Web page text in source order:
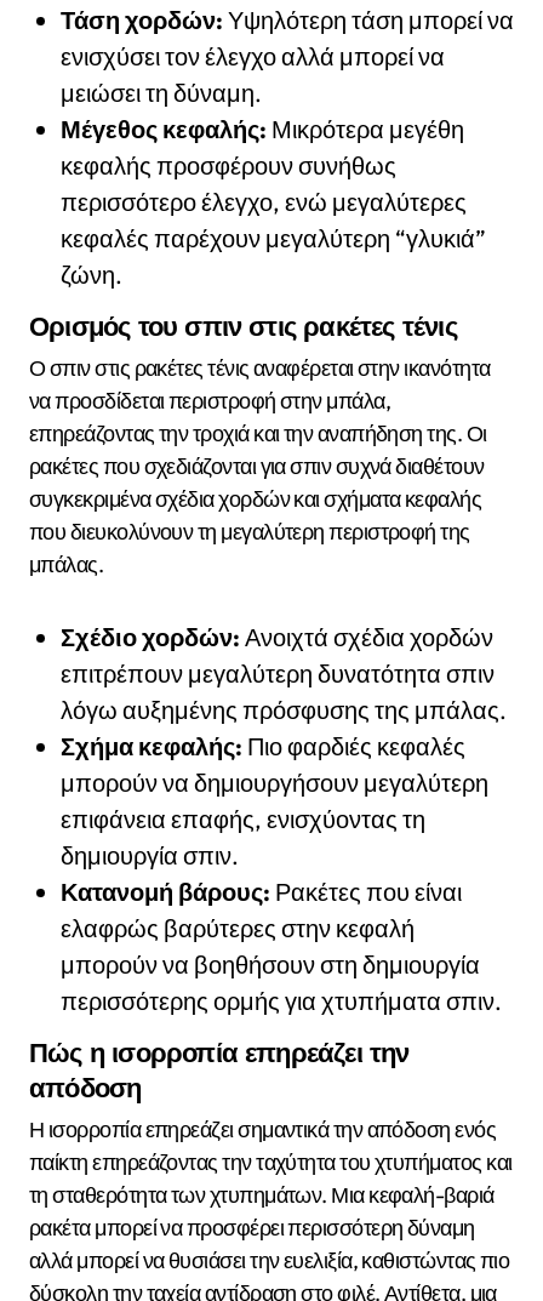
Τάση χορδών: Υψηλότερη τάση μπορεί να
ενισχύσει τον έλεγχο αλλά μπορεί να
μειώσει τη δύναμη.
Μέγεθος κεφαλής: Μικρότερα μεγέθη
κεφαλής προσφέρουν συνήθως
περισσότερο έλεγχο, ενώ μεγαλύτερες
κεφαλές παρέχουν μεγαλύτερη “γλυκιά”
ζώνη.
Ορισμός του σπιν στις ρακέτες τένις
Ο σπιν στις ρακέτες τένις αναφέρεται στην ικανότητα
να προσδίδεται περιστροφή στην μπάλα,
επηρεάζοντας την τροχιά και την αναπήδηση της. Οι
ρακέτες που σχεδιάζονται για σπιν συχνά διαθέτουν
συγκεκριμένα σχέδια χορδών και σχήματα κεφαλής
που διευκολύνουν τη μεγαλύτερη περιστροφή της
μπάλας.
Σχέδιο χορδών: Ανοιχτά σχέδια χορδών
επιτρέπουν μεγαλύτερη δυνατότητα σπιν
λόγω αυξημένης πρόσφυσης της μπάλας.
Σχήμα κεφαλής: Πιο φαρδιές κεφαλές
μπορούν να δημιουργήσουν μεγαλύτερη
επιφάνεια επαφής, ενισχύοντας τη
δημιουργία σπιν.
Κατανομή βάρους: Ρακέτες που είναι
ελαφρώς βαρύτερες στην κεφαλή
μπορούν να βοηθήσουν στη δημιουργία
περισσότερης ορμής για χτυπήματα σπιν.
Πώς η ισορροπία επηρεάζει την
απόδοση
Η ισορροπία επηρεάζει σημαντικά την απόδοση ενός
παίκτη επηρεάζοντας την ταχύτητα του χτυπήματος και
τη σταθερότητα των χτυπημάτων. Μια κεφαλή-βαριά
ρακέτα μπορεί να προσφέρει περισσότερη δύναμη
αλλά μπορεί να θυσιάσει την ευελιξία, καθιστώντας πιο
δύσκολη την ταχεία αντίδραση στο φιλέ. Αντίθετα, μια